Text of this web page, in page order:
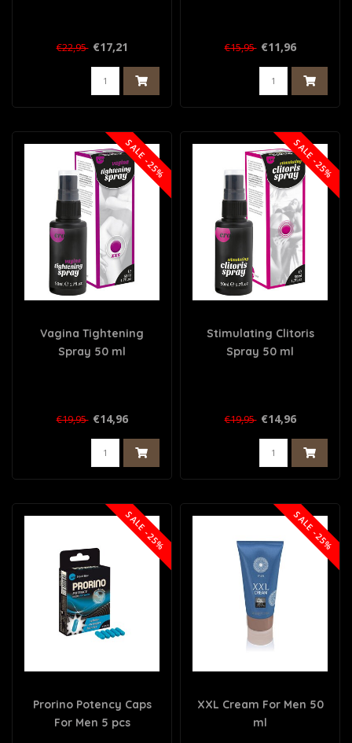
€22,95 €17,21 €15,95 €11,96
SALE -25%
Vagina Tightening
Spray 50 ml
€19,95 €14,96
SALE -25%
Stimulating Clitoris
Spray 50 ml
€19,95 €14,96
SALE -25%
Prorino Potency Caps
For Men 5 pcs
SALE -25%
XXL Cream For Men 50
ml